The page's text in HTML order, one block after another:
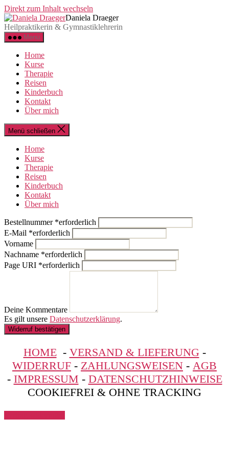
Direkt zum Inhalt wechseln
Daniela Draeger
Heilpraktikerin & Gymnastiklehrerin
Menü
Home
Kurse
Therapie
Reisen
Kinderbuch
Kontakt
Über mich
Menü schließen
Home
Kurse
Therapie
Reisen
Kinderbuch
Kontakt
Über mich
Bestellnummer *erforderlich
E-Mail *erforderlich
Vorname
Nachname *erforderlich
Page URI *erforderlich
Deine Kommentare
Es gilt unsere Datenschutzerklärung.
Widerruf bestätigen
HOME- VERSAND & LIEFERUNG-
WIDERRUF - ZAHLUNGSWEISEN - AGB
- IMPRESSUM - DATENSCHUTZHINWEISE
COOKIEFREI & OHNE TRACKING